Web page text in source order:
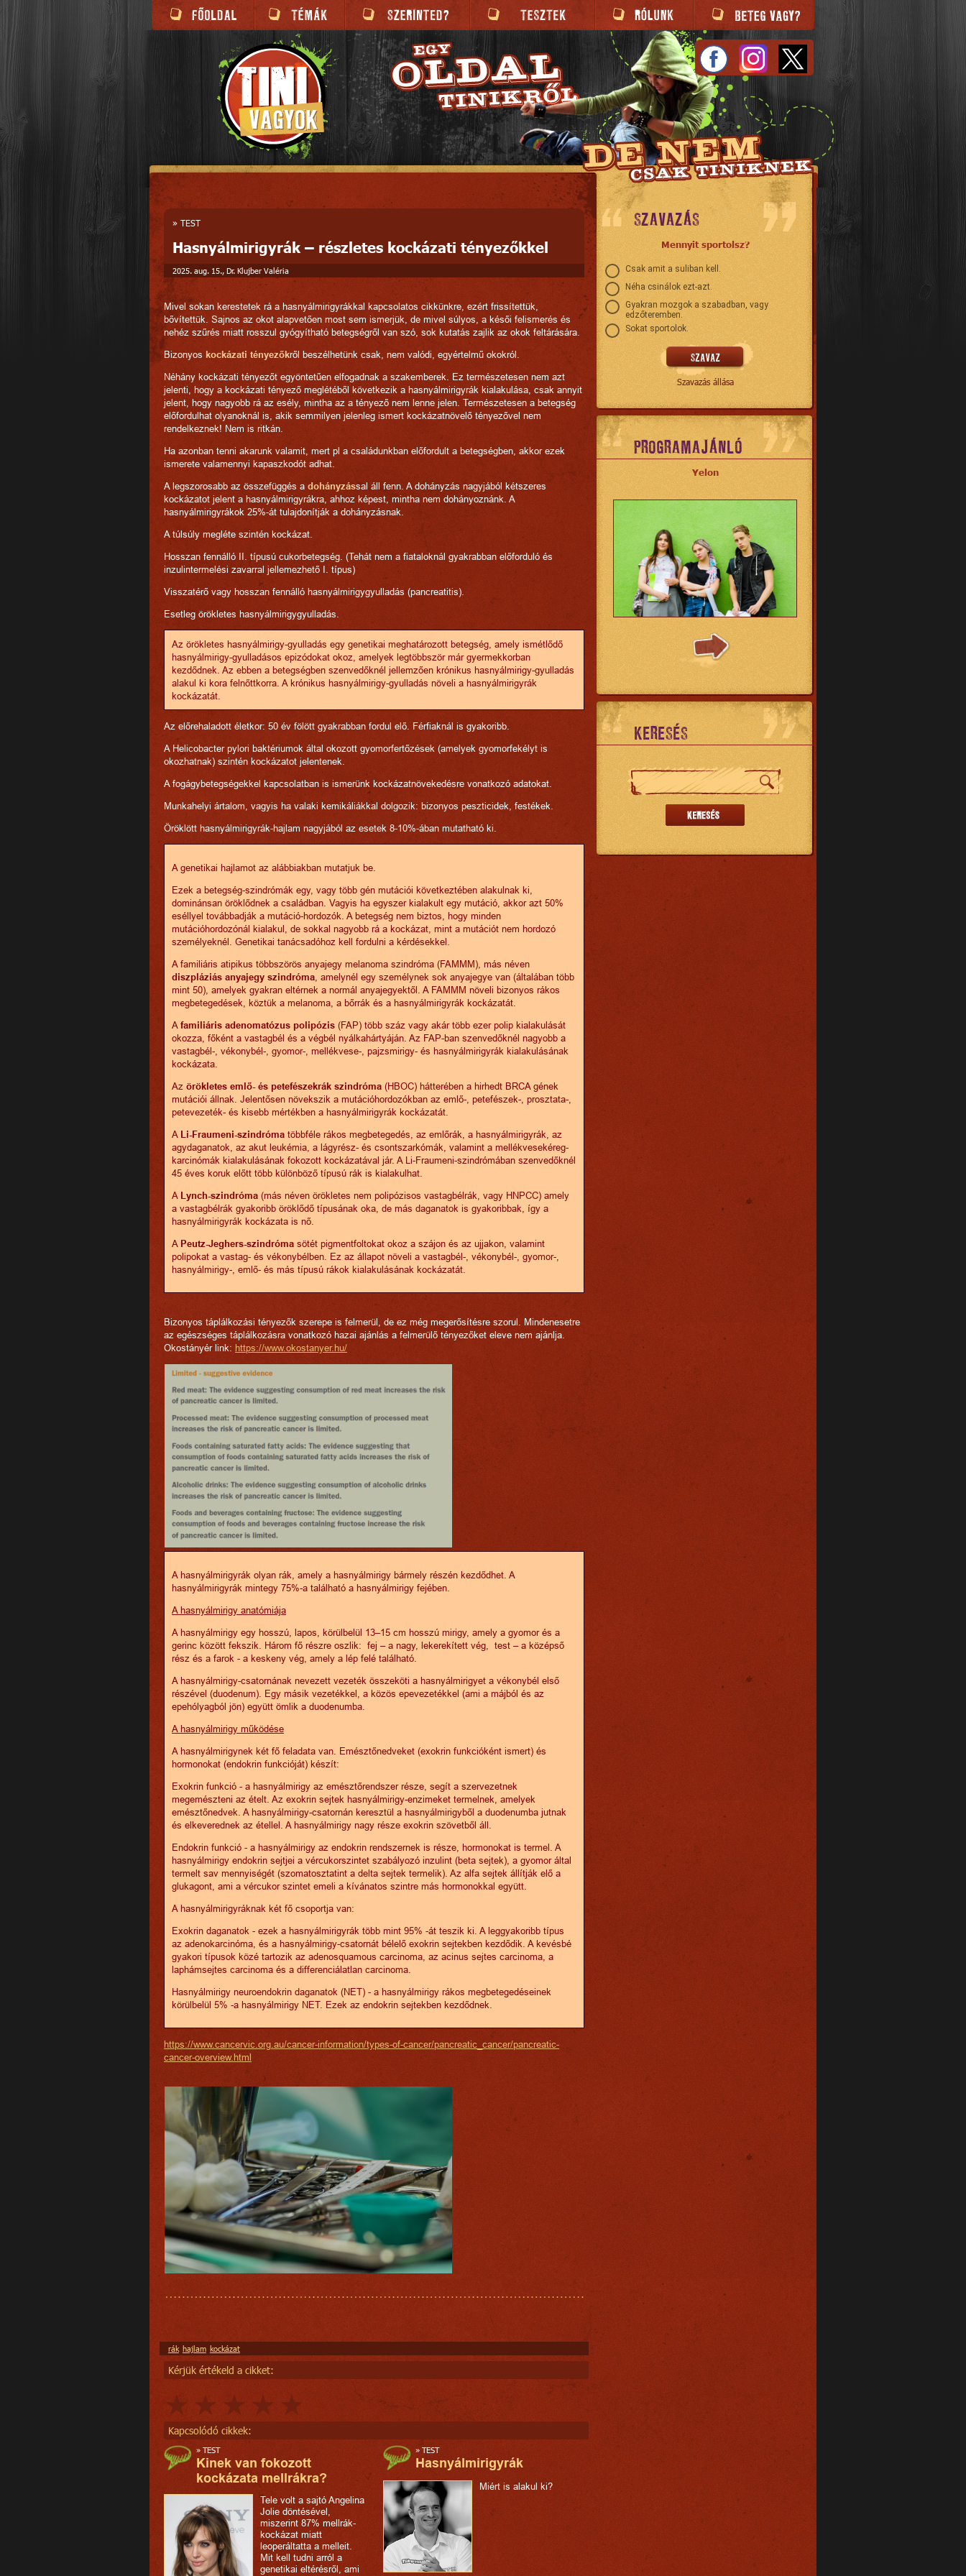
» TEST
Hasnyálmirigyrák – részletes kockázati tényezőkkel
2025. aug. 15., Dr. Klujber Valéria
Mivel sokan kerestetek rá a hasnyálmirigyrákkal kapcsolatos cikkünkre, ezért frissítettük,
bővítettük. Sajnos az okot alapvetően most sem ismerjük, de mivel súlyos, a késői felismerés és
nehéz szűrés miatt rosszul gyógyítható betegségről van szó, sok kutatás zajlik az okok feltárására.
Bizonyos kockázati tényezőkről beszélhetünk csak, nem valódi, egyértelmű okokról.
Néhány kockázati tényezőt egyöntetűen elfogadnak a szakemberek. Ez természetesen nem azt
jelenti, hogy a kockázati tényező meglétéből következik a hasnyálmirigyrák kialakulása, csak annyit
jelent, hogy nagyobb rá az esély, mintha az a tényező nem lenne jelen. Természetesen a betegség
előfordulhat olyanoknál is, akik semmilyen jelenleg ismert kockázatnövelő tényezővel nem
rendelkeznek! Nem is ritkán.
Ha azonban tenni akarunk valamit, mert pl a családunkban előfordult a betegségben, akkor ezek
ismerete valamennyi kapaszkodót adhat.
A legszorosabb az összefüggés a dohányzással áll fenn. A dohányzás nagyjából kétszeres
kockázatot jelent a hasnyálmirigyrákra, ahhoz képest, mintha nem dohányoznánk. A
hasnyálmirigyrákok 25%-át tulajdonítják a dohányzásnak.
A túlsúly megléte szintén kockázat.
Hosszan fennálló II. típusú cukorbetegség. (Tehát nem a fiataloknál gyakrabban előforduló és
inzulintermelési zavarral jellemezhető I. típus)
Visszatérő vagy hosszan fennálló hasnyálmirigygyulladás (pancreatitis).
Esetleg örökletes hasnyálmirigygyulladás.
Az örökletes hasnyálmirigy-gyulladás egy genetikai meghatározott betegség, amely ismétlődő
hasnyálmirigy-gyulladásos epizódokat okoz, amelyek legtöbbször már gyermekkorban
kezdődnek. Az ebben a betegségben szenvedőknél jellemzően krónikus hasnyálmirigy-gyulladás
alakul ki kora felnőttkorra. A krónikus hasnyálmirigy-gyulladás növeli a hasnyálmirigyrák
kockázatát.
Az előrehaladott életkor: 50 év fölött gyakrabban fordul elő. Férfiaknál is gyakoribb.
A Helicobacter pylori baktériumok által okozott gyomorfertőzések (amelyek gyomorfekélyt is
okozhatnak) szintén kockázatot jelentenek.
A fogágybetegségekkel kapcsolatban is ismerünk kockázatnövekedésre vonatkozó adatokat.
Munkahelyi ártalom, vagyis ha valaki kemikáliákkal dolgozik: bizonyos peszticidek, festékek.
Öröklött hasnyálmirigyrák-hajlam nagyjából az esetek 8-10%-ában mutatható ki.
A genetikai hajlamot az alábbiakban mutatjuk be.
Ezek a betegség-szindrómák egy, vagy több gén mutációi következtében alakulnak ki,
dominánsan öröklődnek a családban. Vagyis ha egyszer kialakult egy mutáció, akkor azt 50%
eséllyel továbbadják a mutáció-hordozók. A betegség nem biztos, hogy minden
mutációhordozónál kialakul, de sokkal nagyobb rá a kockázat, mint a mutációt nem hordozó
személyeknél. Genetikai tanácsadóhoz kell fordulni a kérdésekkel.
A familiáris atipikus többszörös anyajegy melanoma szindróma (FAMMM), más néven
diszpláziás anyajegy szindróma , amelynél egy személynek sok anyajegye van (általában több
mint 50), amelyek gyakran eltérnek a normál anyajegyektől. A FAMMM növeli bizonyos rákos
megbetegedések, köztük a melanoma, a bőrrák és a hasnyálmirigyrák kockázatát.
Afamiliáris adenomatózus polipózis (FAP) több száz vagy akár több ezer polip kialakulását
okozza, főként a vastagbél és a végbél nyálkahártyáján. Az FAP-ban szenvedőknél nagyobb a
vastagbél-, vékonybél-, gyomor-, mellékvese-, pajzsmirigy- és hasnyálmirigyrák kialakulásának
kockázata.
Az örökletes emlő- és petefészekrák szindróma (HBOC) hátterében a hirhedt BRCA gének
mutációi állnak. Jelentősen növekszik a mutációhordozókban az emlő-, petefészek-, prosztata-,
petevezeték- és kisebb mértékben a hasnyálmirigyrák kockázatát.
A Li-Fraumeni-szindróma többféle rákos megbetegedés, az emlőrák, a hasnyálmirigyrák, az
agydaganatok, az akut leukémia, a lágyrész- és csontszarkómák, valamint a mellékvesekéreg-
karcinómák kialakulásának fokozott kockázatával jár. A Li-Fraumeni-szindrómában szenvedőknél
45 éves koruk előtt több különböző típusú rák is kialakulhat.
A Lynch-szindróma (más néven örökletes nem polipózisos vastagbélrák, vagy HNPCC) amely
a vastagbélrák gyakoribb öröklődő típusának oka, de más daganatok is gyakoribbak, így a
hasnyálmirigyrák kockázata is nő.
A Peutz-Jeghers-szindróma sötét pigmentfoltokat okoz a szájon és az ujjakon, valamint
polipokat a vastag- és vékonybélben. Ez az állapot növeli a vastagbél-, vékonybél-, gyomor-,
hasnyálmirigy-, emlő- és más típusú rákok kialakulásának kockázatát.
Bizonyos táplálkozási tényezők szerepe is felmerül, de ez még megerősítésre szorul. Mindenesetre
az egészséges táplálkozásra vonatkozó hazai ajánlás a felmerülő tényezőket eleve nem ajánlja.
Okostányér link: https://www.okostanyer.hu/
A hasnyálmirigyrák olyan rák, amely a hasnyálmirigy bármely részén kezdődhet. A
hasnyálmirigyrák mintegy 75%-a található a hasnyálmirigy fejében.
A hasnyálmirigy anatómiája
A hasnyálmirigy egy hosszú, lapos, körülbelül 13–15 cm hosszú mirigy, amely a gyomor és a
gerinc között fekszik. Három fő részre oszlik: fej – a nagy, lekerekített vég, test – a középső
rész és a farok - a keskeny vég, amely a lép felé található.
A hasnyálmirigy-csatornának nevezett vezeték összeköti a hasnyálmirigyet a vékonybél első
részével (duodenum). Egy másik vezetékkel, a közös epevezetékkel (ami a májból és az
epehólyagból jön) együtt ömlik a duodenumba.
A hasnyálmirigy működése
A hasnyálmirigynek két fő feladata van. Emésztőnedveket (exokrin funkcióként ismert) és
hormonokat (endokrin funkcióját) készít:
Exokrin funkció - a hasnyálmirigy az emésztőrendszer része, segít a szervezetnek
megemészteni az ételt. Az exokrin sejtek hasnyálmirigy-enzimeket termelnek, amelyek
emésztőnedvek. A hasnyálmirigy-csatornán keresztül a hasnyálmirigyből a duodenumba jutnak
és elkeverednek az étellel. A hasnyálmirigy nagy része exokrin szövetből áll.
Endokrin funkció - a hasnyálmirigy az endokrin rendszernek is része, hormonokat is termel. A
hasnyálmirigy endokrin sejtjei a vércukorszintet szabályozó inzulint (beta sejtek), a gyomor által
termelt sav mennyiségét (szomatosztatint a delta sejtek termelik). Az alfa sejtek állítják elő a
glukagont, ami a vércukor szintet emeli a kívánatos szintre más hormonokkal együtt.
A hasnyálmirigyráknak két fő csoportja van:
Exokrin daganatok - ezek a hasnyálmirigyrák több mint 95% -át teszik ki. A leggyakoribb típus
az adenokarcinóma, és a hasnyálmirigy-csatornát bélelő exokrin sejtekben kezdődik. A kevésbé
gyakori típusok közé tartozik az adenosquamous carcinoma, az acinus sejtes carcinoma, a
laphámsejtes carcinoma és a differenciálatlan carcinoma.
Hasnyálmirigy neuroendokrin daganatok (NET) - a hasnyálmirigy rákos megbetegedéseinek
körülbelül 5% -a hasnyálmirigy NET. Ezek az endokrin sejtekben kezdődnek.
https://www.cancervic.org.au/cancer-information/types-of-cancer/pancreatic_cancer/pancreatic-
cancer-overview.html
rák hajlam kockázat
Kérjük értékeld a cikket:
Kapcsolódó cikkek:
» TEST
Kinek van fokozott
kockázata mellrákra?
Tele volt a sajtó Angelina
Jolie döntésével,
miszerint 87% mellrák-
kockázat miatt
leoperáltatta a melleit.
Mit kell tudni arról a
genetikai eltérésről, ami
» TEST
Hasnyálmirigyrák
Miért is alakul ki?
SZAVAZÁS
Mennyit sportolsz?
Csak amit a suliban kell.
Néha csinálok ezt-azt.
Gyakran mozgok a szabadban, vagy
edzőteremben.
Sokat sportolok.
Szavazás állása
PROGRAMAJÁNLÓ
Yelon
KERESÉS